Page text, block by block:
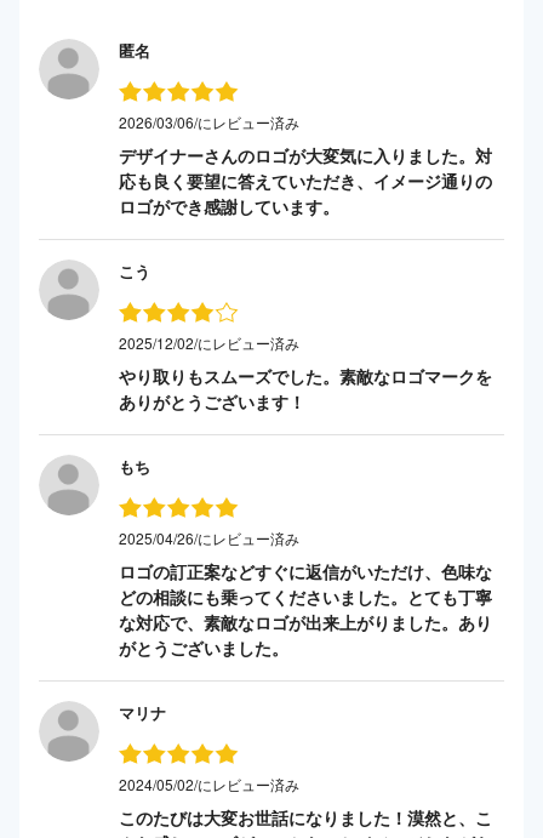
匿名
2026/03/06/にレビュー済み
デザイナーさんのロゴが大変気に入りました。対
応も良く要望に答えていただき、イメージ通りの
ロゴができ感謝しています。
こう
2025/12/02/にレビュー済み
やり取りもスムーズでした。素敵なロゴマークを
ありがとうございます！
もち
2025/04/26/にレビュー済み
ロゴの訂正案などすぐに返信がいただけ、色味な
どの相談にも乗ってくださいました。とても丁寧
な対応で、素敵なロゴが出来上がりました。あり
がとうございました。
マリナ
2024/05/02/にレビュー済み
このたびは大変お世話になりました！漠然と、こ